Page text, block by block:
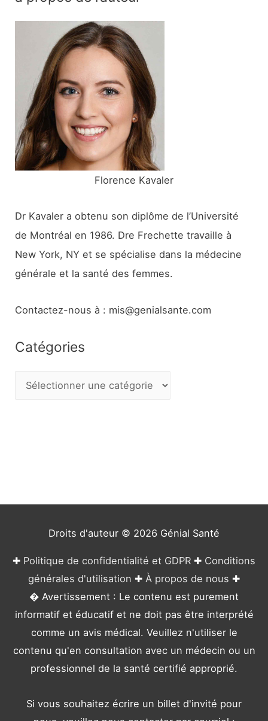
h
:
Florence Kavaler
Dr Kavaler a obtenu son diplôme de l’Université
de Montréal en 1986. Dre Frechette travaille à
New York, NY et se spécialise dans la médecine
générale et la santé des femmes.
Contactez-nous à : mis@genialsante.com
Catégories
Droits d'auteur © 2026 Génial Santé
✚ Politique de confidentialité et GDPR ✚ Conditions
générales d'utilisation ✚ À propos de nous ✚
� Avertissement : Le contenu est purement
informatif et éducatif et ne doit pas être interprété
comme un avis médical. Veuillez n'utiliser le
contenu qu'en consultation avec un médecin ou un
professionnel de la santé certifié approprié.
Si vous souhaitez écrire un billet d'invité pour